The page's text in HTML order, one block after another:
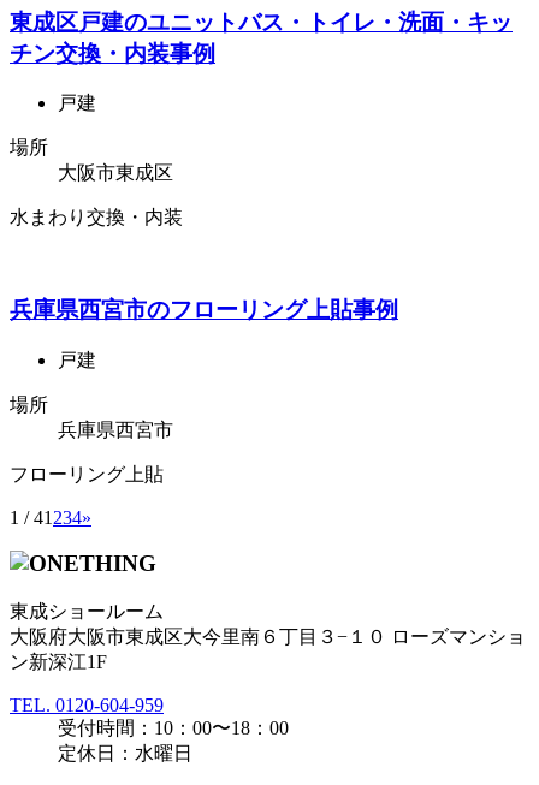
東成区戸建のユニットバス・トイレ・洗面・キッ
チン交換・内装事例
戸建
場所
大阪市東成区
水まわり交換・内装
兵庫県西宮市のフローリング上貼事例
戸建
場所
兵庫県西宮市
フローリング上貼
1 / 41 234»
東成ショールーム
大阪府大阪市東成区大今里南６丁目３−１０ ローズマンショ
ン新深江1F
TEL. 0120-604-959
受付時間：10：00〜18：00
定休日：水曜日